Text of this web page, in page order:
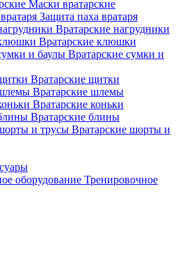
Маски вратарские
Защита паха вратаря
Вратарские нагрудники
Вратарские клюшки
Вратарские сумки и
Вратарские щитки
Вратарские шлемы
Вратарские коньки
Вратарские блины
Вратарские шорты и
Тренировочное